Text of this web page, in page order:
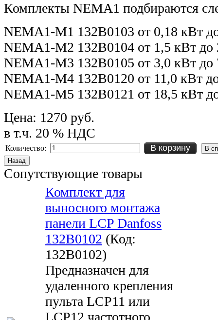
Комплекты NEMA1 подбираются
NEMA1-M1 132B0103 от 0,18 кВт
NEMA1-M2 132B0104 от 1,5 кВт до
NEMA1-M3 132B0105 от 3,0 кВт до
NEMA1-M4 132B0120 от 11,0 кВт
NEMA1-M5 132B0121 от 18,5 кВт
Цена: 1270 руб.
в т.ч. 20 % НДС
Количество: В корзину
Сопутствующие товары
Комплект для
выносного монтажа
панели LCP Danfoss
132B0102 (Код:
132B0102)
Предназначен для
удаленного крепления
пульта LCP11 или